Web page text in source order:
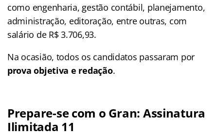
como engenharia, gestão contábil, planejamento,
administração, editoração, entre outras, com
salário de R$ 3.706,93.
Na ocasião, todos os candidatos passaram por
prova objetiva e redação.
Prepare-se com o Gran: Assinatura
Ilimitada 11